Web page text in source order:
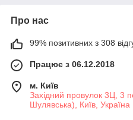
Про нас
99% позитивних з 308
Працює з 06.12.2018
м. Київ
Західний провулок 3Ц, 3
Шулявська), Київ, Україна